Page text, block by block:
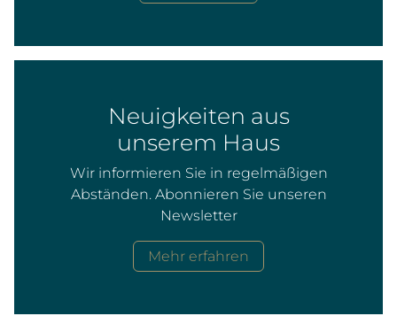
Neuigkeiten aus
unserem Haus
Wir informieren Sie in regelmäßigen
Abständen. Abonnieren Sie unseren
Newsletter
Mehr erfahren